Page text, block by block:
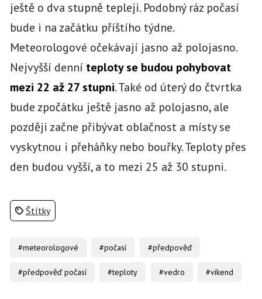
ještě o dva stupně tepleji. Podobný ráz počasí
bude i na začátku příštího týdne.
Meteorologové očekávají jasno až polojasno.
Nejvyšší denní teploty se budou pohybovat
mezi 22 až 27 stupni. Také od úterý do čtvrtka
bude zpočátku ještě jasno až polojasno, ale
později začne přibývat oblačnost a místy se
vyskytnou i přeháňky nebo bouřky. Teploty přes
den budou vyšší, a to mezi 25 až 30 stupni.
Štítky
#meteorologové #počasí #předpověď
#předpověď počasí #teploty #vedro #víkend